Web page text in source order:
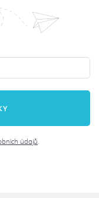
údajů.